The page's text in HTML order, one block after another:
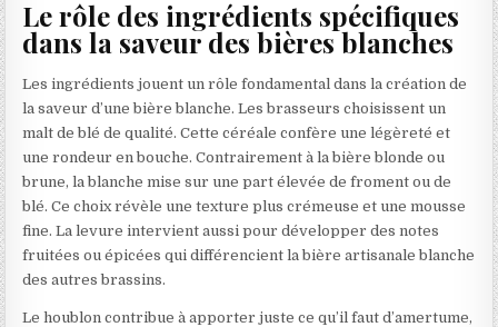
Le rôle des ingrédients spécifiques
dans la saveur des bières blanches
Les ingrédients jouent un rôle fondamental dans la création de
la saveur d’une bière blanche. Les brasseurs choisissent un
malt de blé de qualité. Cette céréale confère une légèreté et
une rondeur en bouche. Contrairement à la bière blonde ou
brune, la blanche mise sur une part élevée de froment ou de
blé. Ce choix révèle une texture plus crémeuse et une mousse
fine. La levure intervient aussi pour développer des notes
fruitées ou épicées qui différencient la bière artisanale blanche
des autres brassins.
Le houblon contribue à apporter juste ce qu’il faut d’amertume,